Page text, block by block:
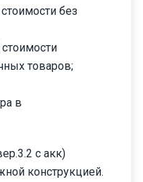
без
товаров;
в
с акк)
конструкцией.